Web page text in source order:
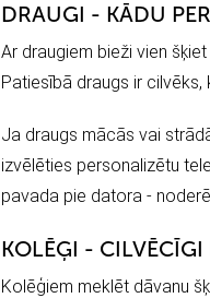
DRAUGI - KĀDU
Ar draugiem bieži vien
Patiesībā draugs ir cilvēks,
Ja draugs mācās vai
izvēlēties personalizētu
pavada pie datora -
KOLĒĢI -
Kolēģiem meklēt dāvanu